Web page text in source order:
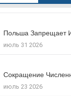
Польша Запрещает
июль 31 2026
Сокращение
июль 23 2026
В Польше Выросла
июль 27 2026
Число
июль 17 2026